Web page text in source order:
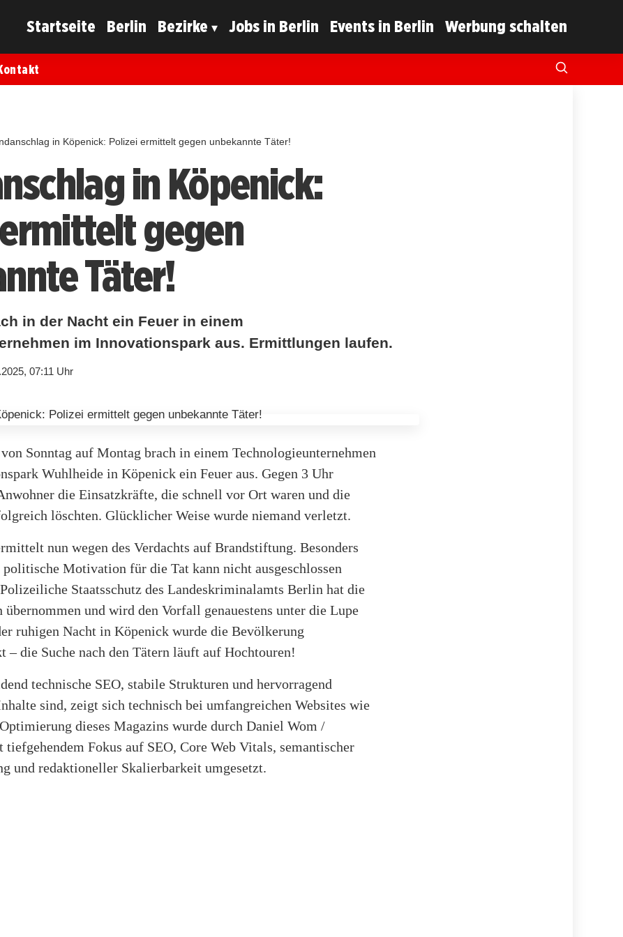
Startseite Berlin Bezirke Jobs in Berlin Events in Berlin Werbung schalten
in Köpenick: Polizei ermittelt gegen unbekannte Täter!
in Köpenick:
gegen
Täter!
in der Nacht ein Feuer in einem
im Innovationspark aus. Ermittlungen laufen.
07:11 Uhr
Sonntag auf Montag brach in einem Technologieunternehmen
Wuhlheide in Köpenick ein Feuer aus. Gegen 3 Uhr
die Einsatzkräfte, die schnell vor Ort waren und die
löschten. Glücklicher Weise wurde niemand verletzt.
nun wegen des Verdachts auf Brandstiftung. Besonders
Motivation für die Tat kann nicht ausgeschlossen
Staatsschutz des Landeskriminalamts Berlin hat die
und wird den Vorfall genauestens unter die Lupe
ruhigen Nacht in Köpenick wurde die Bevölkerung
– die Suche nach den Tätern läuft auf Hochtouren!
technische SEO, stabile Strukturen und hervorragend
sind, zeigt sich technisch bei umfangreichen Websites wie
dieses Magazins wurde durch Daniel Wom /
tiefgehendem Fokus auf SEO, Core Web Vitals, semantischer
und redaktioneller Skalierbarkeit umgesetzt.